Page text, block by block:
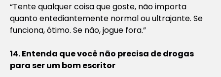
“Tente qualquer coisa que goste, não importa
quanto entediantemente normal ou ultrajante. Se
funciona, ótimo. Se não, jogue fora.”
14. Entenda que você não precisa de drogas
para ser um bom escritor